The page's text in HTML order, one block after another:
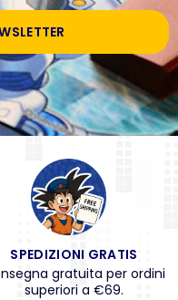
SPEDIZIONI GRATIS
gratuita per ordini
superiori a €69.